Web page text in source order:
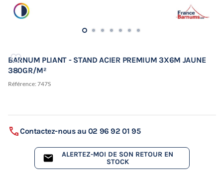
BARNUM PLIANT - STAND ACIER PREMIUM 3X6M JAUNE
380GR/M²
Référence: 747S
Contactez-nous au 02 96 92 01 95
ALERTEZ-MOI DE SON RETOUR EN
STOCK